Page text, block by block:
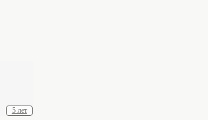
5 лет